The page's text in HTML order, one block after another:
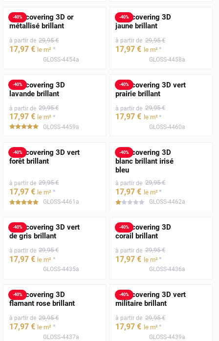
-40%
Film covering 3D or
métallisé brillant
à partir de 29,95 €
17,97 € le m² *
GLOSS-4454a
-40%
Film covering 3D
jaune brillant
à partir de 29,95 €
17,97 € le m²*
GLOSS-4458a
-40%
Film covering 3D
lavande brillant
à partir de 29,95 €
17,97 € le m² *
*****
GLOSS-4459a
-40%
Film covering 3D vert
prairie brillant
à partir de 29,95 €
17,97 € le m²*
GLOSS-4460a
-40%
Film covering 3D vert
forêt brillant
à partir de 29,95 €
17,97 € le m² *
*****
GLOSS-4461a
-40%
Film covering 3D
blanc brillant irisé
bleu
à partir de 29,95 €
17,97 € le m²*
***** GLOSS-4462a
-40%
Film covering 3D vert
de gris brillant
à partir de 29,95 €
17,97 € le m² *
GLOSS-4435a
-40%
Film covering 3D
corail brillant
à partir de 29,95 €
17,97 € le m²*
GLOSS-4436a
-40%
Film covering 3D
flamant rose brillant
à partir de 29,95 €
17,97 € le m² *
GLOSS-4437a
-40%
Film covering 3D vert
militaire brillant
à partir de 29,95 €
17,97 € le m²*
GLOSS-4439a